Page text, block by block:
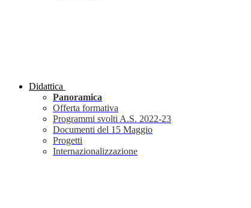
Didattica
Panoramica
Offerta formativa
Programmi svolti A.S. 2022-23
Documenti del 15 Maggio
Progetti
Internazionalizzazione